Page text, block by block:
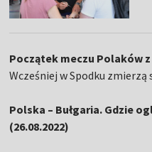
Początek meczu Polaków
Wcześniej w Spodku zmierzą
Polska – Bułgaria. Gdzie
(26.08.2022)